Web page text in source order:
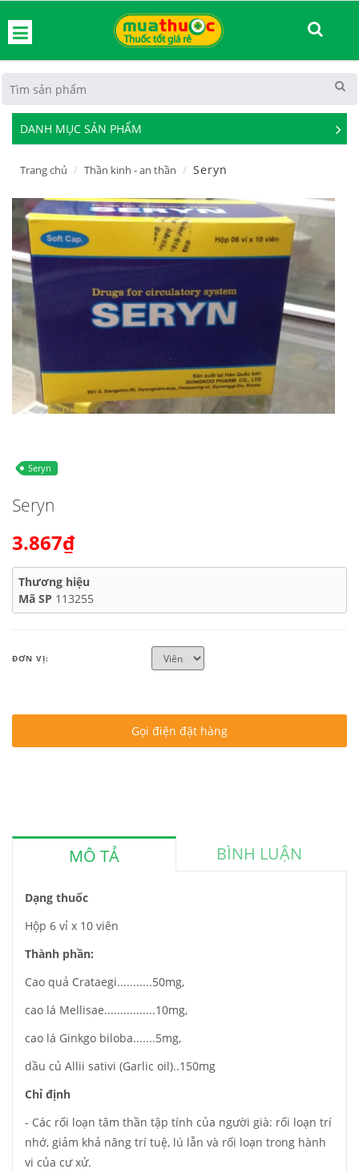
DANH MỤC SẢN PHẨM
See
Trang chủ Thần kinh - an thần Seryn
Seryn
Seryn
3.867₫
Thương hiệu
Mã SP 113255
ĐƠN VỊ:
Gọi điện đặt hàng
MÔ TẢ BÌNH LUẬN
Dạng thuốc
Hộp 6 vỉ x 10 viên
Thành phần:
Cao quả Crataegi...........50mg,
cao lá Mellisae................10mg,
cao lá Ginkgo biloba.......5mg,
dầu củ Allii sativi (Garlic oil)..150mg
Chỉ định
- Các rối loạn tâm thần tập tính của người già: rối loạn trí
nhớ, giảm khả năng trí tuệ, lú lẫn và rối loạn trong hành
vi của cư xử.